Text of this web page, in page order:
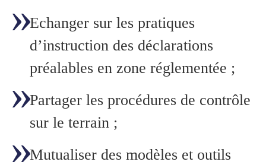
Echanger sur les pratiques
d’instruction des déclarations
préalables en zone réglementée ;
Partager les procédures de contrôle
sur le terrain ;
Mutualiser des modèles et outils